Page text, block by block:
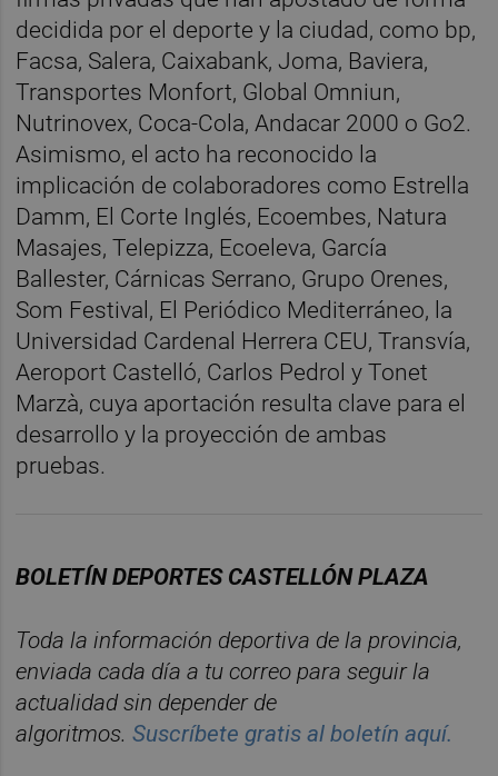
decidida por el deporte y la ciudad, como bp,
Facsa, Salera, Caixabank, Joma, Baviera,
Transportes Monfort, Global Omniun,
Nutrinovex, Coca-Cola, Andacar 2000 o Go2.
Asimismo, el acto ha reconocido la
implicación de colaboradores como Estrella
Damm, El Corte Inglés, Ecoembes, Natura
Masajes, Telepizza, Ecoeleva, García
Ballester, Cárnicas Serrano, Grupo Orenes,
Som Festival, El Periódico Mediterráneo, la
Universidad Cardenal Herrera CEU, Transvía,
Aeroport Castelló, Carlos Pedrol y Tonet
Marzà, cuya aportación resulta clave para el
desarrollo y la proyección de ambas
pruebas.
BOLETÍN DEPORTES CASTELLÓN PLAZA
Toda la información deportiva de la provincia,
enviada cada día a tu correo para seguir la
actualidad sin depender de
algoritmos.Suscríbete gratis al boletín aquí.